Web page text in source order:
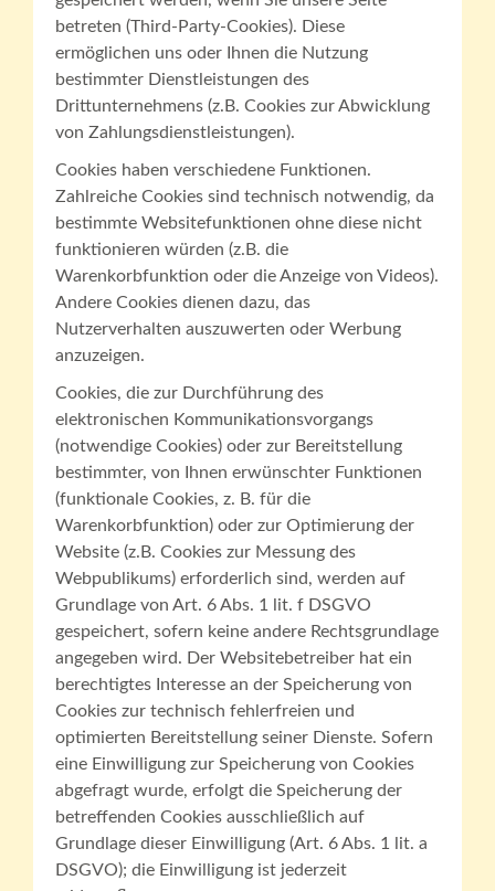
betreten (Third-Party-Cookies). Diese
ermöglichen uns oder Ihnen die Nutzung
bestimmter Dienstleistungen des
Drittunternehmens (z.B. Cookies zur Abwicklung
von Zahlungsdienstleistungen).
Cookies haben verschiedene Funktionen.
Zahlreiche Cookies sind technisch notwendig, da
bestimmte Websitefunktionen ohne diese nicht
funktionieren würden (z.B. die
Warenkorbfunktion oder die Anzeige von Videos).
Andere Cookies dienen dazu, das
Nutzerverhalten auszuwerten oder Werbung
anzuzeigen.
Cookies, die zur Durchführung des
elektronischen Kommunikationsvorgangs
(notwendige Cookies) oder zur Bereitstellung
bestimmter, von Ihnen erwünschter Funktionen
(funktionale Cookies, z. B. für die
Warenkorbfunktion) oder zur Optimierung der
Website (z.B. Cookies zur Messung des
Webpublikums) erforderlich sind, werden auf
Grundlage von Art. 6 Abs. 1 lit. f DSGVO
gespeichert, sofern keine andere Rechtsgrundlage
angegeben wird. Der Websitebetreiber hat ein
berechtigtes Interesse an der Speicherung von
Cookies zur technisch fehlerfreien und
optimierten Bereitstellung seiner Dienste. Sofern
eine Einwilligung zur Speicherung von Cookies
abgefragt wurde, erfolgt die Speicherung der
betreffenden Cookies ausschließlich auf
Grundlage dieser Einwilligung (Art. 6 Abs. 1 lit. a
DSGVO); die Einwilligung ist jederzeit